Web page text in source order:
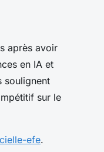
après avoir
en IA et
soulignent
sur le
efe.